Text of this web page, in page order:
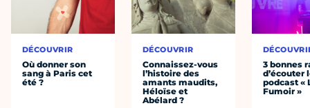
DÉCOUVRIR
Où donner son
sang à Paris cet
été ?
DÉCOUVRIR
Connaissez-vous
l’histoire des
amants maudits,
Héloïse et
Abélard ?
3 bonnes
d’écouter
podcast «
Fumoir »